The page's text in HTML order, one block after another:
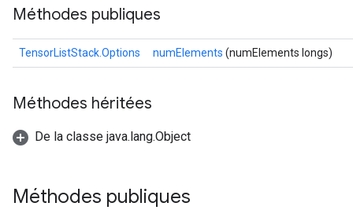
Méthodes publiques
TensorListStack.Options numElements (numElements longs)
Méthodes héritées
De la classe java.lang.Object
Méthodes publiques